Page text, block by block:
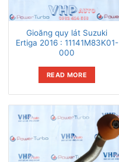
Gioăng quy lát Suzuki
Ertiga 2016 : 11141M83K01-
000
READ MORE